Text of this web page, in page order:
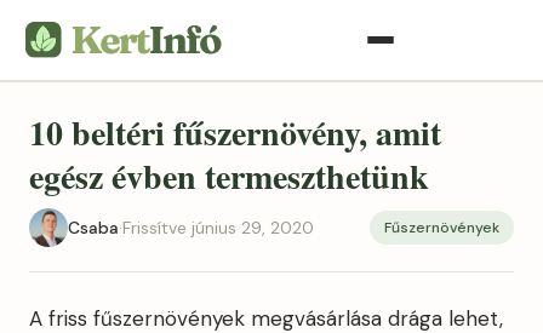
10 beltéri fűszernövény, amit
egész évben termeszthetünk
Csaba·Frissítve június 29, 2020 Fűszernövények
A friss fűszernövények megvásárlása drága lehet,